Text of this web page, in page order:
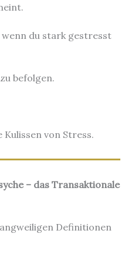
du stark gestresst
befolgen.
von Stress.
– das Transaktionale
Definitionen